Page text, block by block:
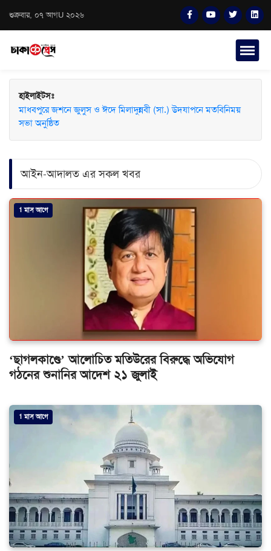
শুক্রবার, ০৭ আগU ২০২৬
হাইলাইটসঃ
মাধবপুরে জশনে জুলুস ও ঈদে মিলাদুন্নবী (সা.) উদযাপনে মতবিনিময়
সভা অনুষ্ঠিত
আইন-আদালত এর সকল খবর
1 মাস আগে
‘ছাগলকাণ্ডে’ আলোচিত মতিউরের বিরুদ্ধে অভিযোগ
গঠনের শুনানির আদেশ ২১ জুলাই
1 মাস আগে